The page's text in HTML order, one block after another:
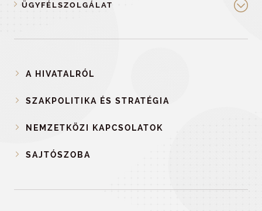
ÜGYFÉLSZOLGÁLAT
A HIVATALRÓL
SZAKPOLITIKA ÉS STRATÉGIA
NEMZETKÖZI KAPCSOLATOK
SAJTÓSZOBA